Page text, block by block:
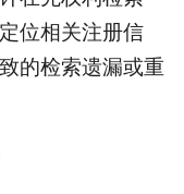
位相关注册信
的检索遗漏或重